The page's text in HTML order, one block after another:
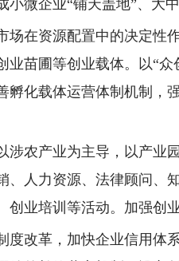
微企业“铺天盖地”、大
场在资源配置中的决定性
苗圃等创业载体。以“
孵化载体运营体制机制
涉农产业为主导，以产业
、人力资源、法律顾问、
业培训等活动。加强创
度改革，加快企业信用体